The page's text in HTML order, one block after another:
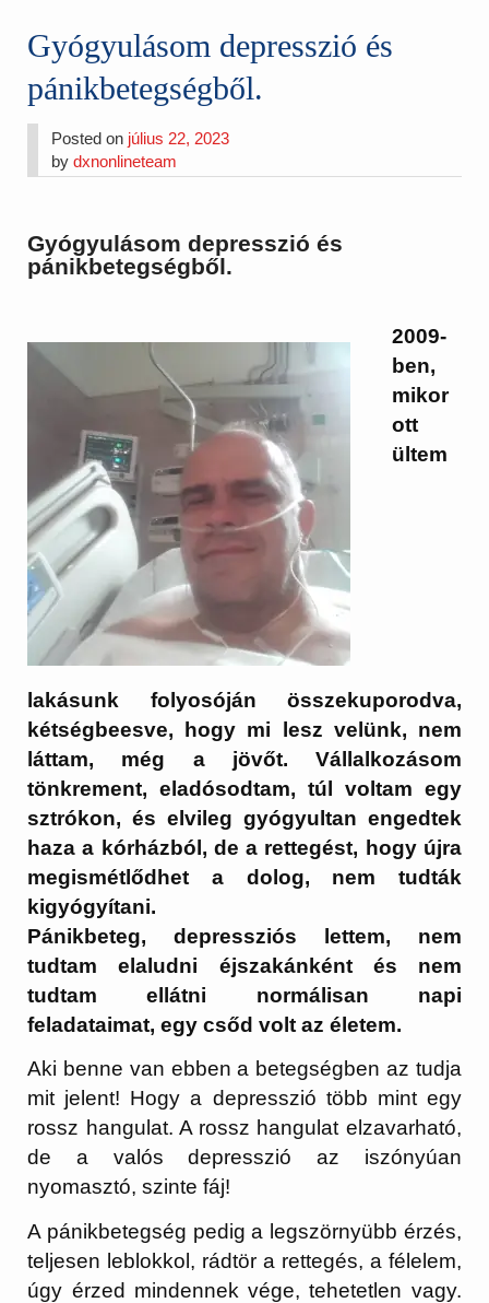
Gyógyulásom depresszió és
pánikbetegségből.
Posted on július 22, 2023
bydxnonlineteam
Gyógyulásom depresszió és
pánikbetegségből.
2009-
ben,
mikor
ott
ültem
lakásunk folyosóján összekuporodva,
kétségbeesve, hogy mi lesz velünk, nem
láttam, még a jövőt. Vállalkozásom
tönkrement, eladósodtam, túl voltam egy
sztrókon, és elvileg gyógyultan engedtek
haza a kórházból, de a rettegést, hogy újra
megismétlődhet a dolog, nem tudták
kigyógyítani.
Pánikbeteg, depressziós lettem, nem
tudtam elaludni éjszakánként és nem
tudtam ellátni normálisan napi
feladataimat, egy csőd volt az életem.
Aki benne van ebben a betegségben az tudja
mit jelent! Hogy a depresszió több mint egy
rossz hangulat. A rossz hangulat elzavarható,
de a valós depresszió az iszónyúan
nyomasztó, szinte fáj!
A pánikbetegség pedig a legszörnyübb érzés,
teljesen leblokkol, rádtör a rettegés, a félelem,
úgy érzed mindennek vége, tehetetlen vagy.